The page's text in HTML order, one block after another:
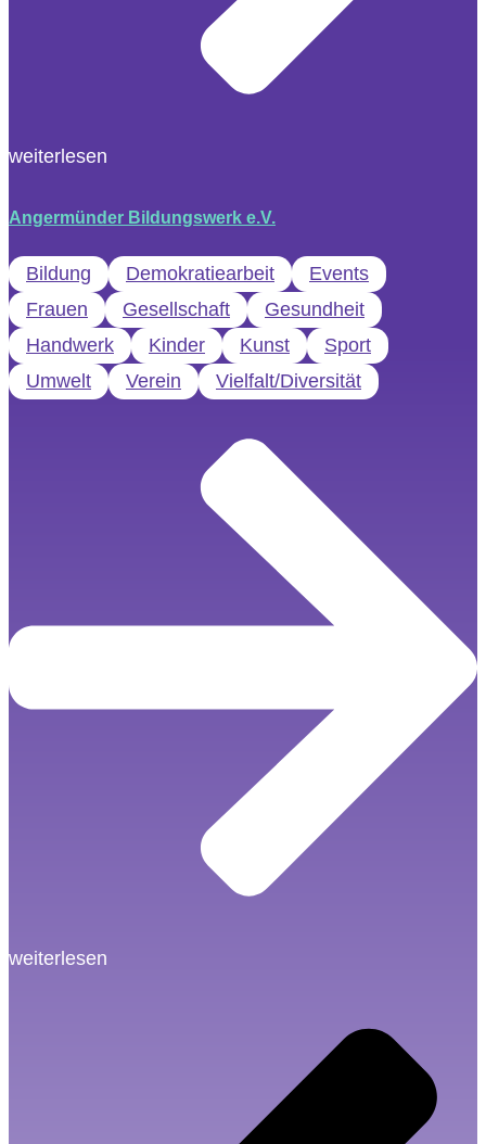
weiterlesen
Angermünder Bildungswerk e.V.
Bildung Demokratiearbeit
Events
Frauen
Gesellschaft
Gesundheit
Handwerk
Kinder Kunst
Sport
Umwelt
Verein Vielfalt/Diversität
weiterlesen